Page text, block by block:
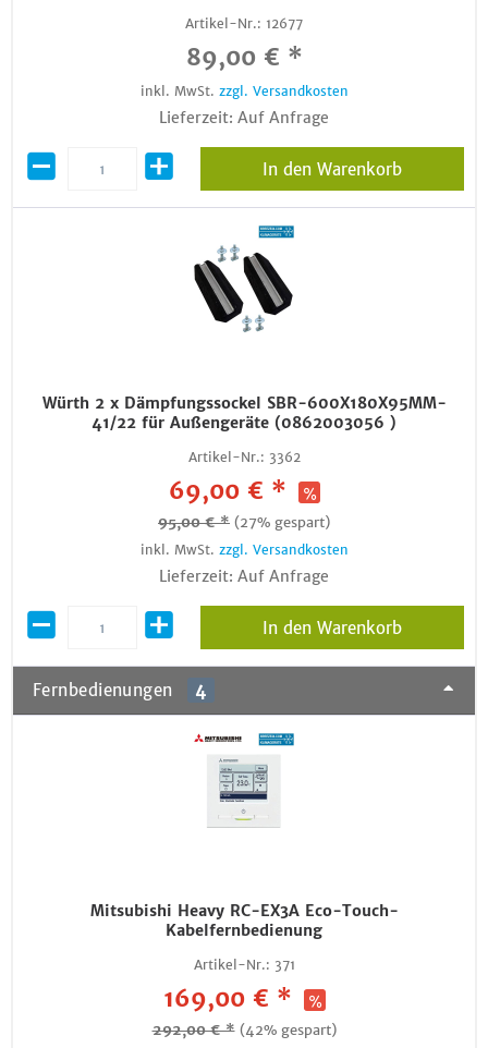
Artikel-Nr.: 12677
89,00 € *
inkl. MwSt. zzgl. Versandkosten
Lieferzeit: Auf Anfrage
In den Warenkorb
Würth 2 x Dämpfungssockel SBR-600X180X95MM-
41/22 für Außengeräte (0862003056 )
Artikel-Nr.: 3362
69,00 € *
95,00 € * (27% gespart)
inkl. MwSt. zzgl. Versandkosten
Lieferzeit: Auf Anfrage
In den Warenkorb
Fernbedienungen 4
Mitsubishi Heavy RC-EX3A Eco-Touch-
Kabelfernbedienung
Artikel-Nr.: 371
169,00 € *
292,00 € * (42% gespart)